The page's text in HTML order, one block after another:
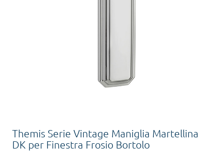
Themis Serie Vintage Maniglia Martellina
DK per Finestra Frosio Bortolo